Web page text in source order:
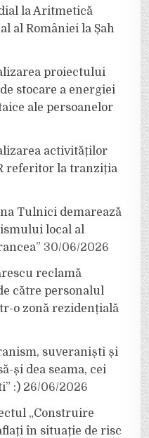
la Aritmetică
al României la Șah
proiectului
stocare a energiei
ale persoanelor
activităților
referitor la tranziția
Tulnici demarează
local al
30/06/2026
reclamă
către personalul
o zonă rezidențială
suveraniști și
și dea seama, cei
:) 26/06/2026
„Construire
în situație de risc